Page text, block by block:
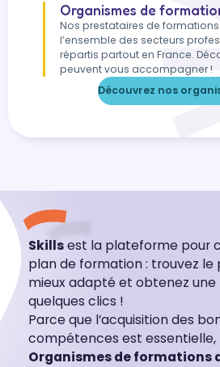
Organismes de
Nos prestataires de
l’ensemble des secteurs
répartis partout en France.
peuvent vous accompagner !
Découvrez nos
Skillsest la plateforme pour
plan de formation : trouvez le
mieux adapté et obtenez une
quelques clics !
Parce que l’acquisition des
compétences est essentielle,
Organismes de formations